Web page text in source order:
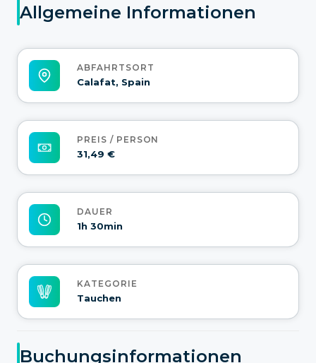
Allgemeine Informationen
ABFAHRTSORT
Calafat, Spain
PREIS / PERSON
31,49 €
DAUER
1h 30min
KATEGORIE
Tauchen
Buchungsinformationen